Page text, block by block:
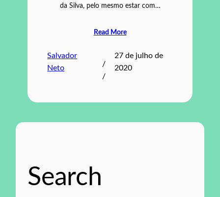
da Silva, pelo mesmo estar com…
Read More
Salvador
Neto
/
/
27 de julho de
2020
Search